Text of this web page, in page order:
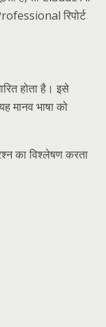
रिपोर्ट
होता है। इसे
मानव भाषा को
का विश्लेषण करता